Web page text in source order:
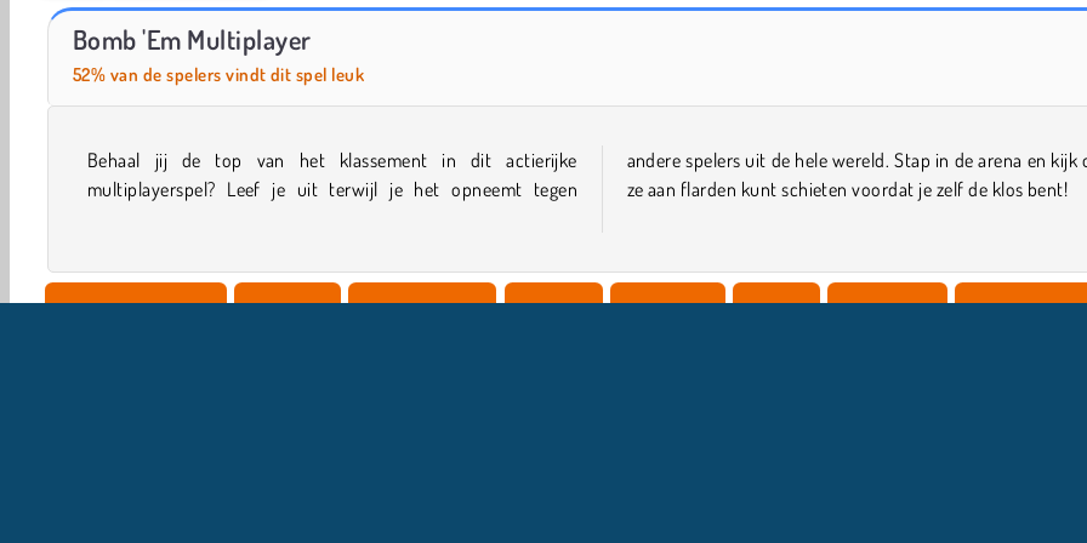
Bomb It 8
Bomb 'Em Multiplayer
52% van de spelers vindt dit spel leuk
Behaal jij de top van het klassement in dit actierijke
multiplayerspel? Leef je uit terwijl je het opneemt tegen
andere spelers uit de hele wereld. Stap in de arena en kijk of je
ze aan flarden kunt schieten voordat je zelf de klos bent!
Strategie Spelletjes Avontuur Bom Spelletjes Jongens Funspellen HTML5 Multiplayer Speel en blijf